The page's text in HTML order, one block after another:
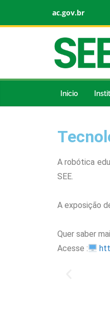
ac.gov.br
Início
A robótica
SEE.
A exposição
Quer saber
Acesse :